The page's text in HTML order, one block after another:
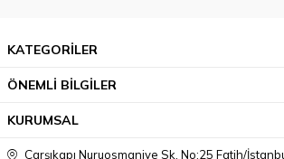
KATEGORİLER
ÖNEMLİ BİLGİLER
KURUMSAL
Çarşıkapı Nuruosmaniye Sk. No:25 Fatih/